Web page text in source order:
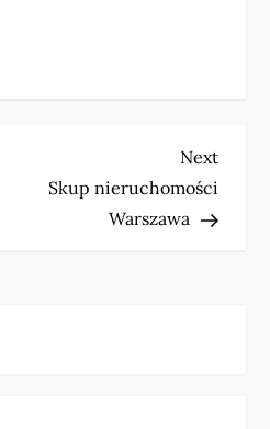
Next
Next
Skup nieruchomości
Warszawa